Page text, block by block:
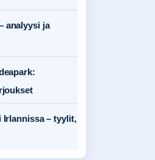
analyysi ja
Irlannissa – tyylit,